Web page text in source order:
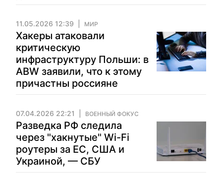
11.05.2026 12:39 МИР
Хакеры атаковали
критическую
инфраструктуру Польши: в
ABW заявили, что к этому
причастны россияне
07.04.2026 22:21 ВОЕННЫЙ ФОКУС
Разведка РФ следила
через "хакнутые" Wi-Fi
роутеры за ЕС, США и
Украиной, — СБУ